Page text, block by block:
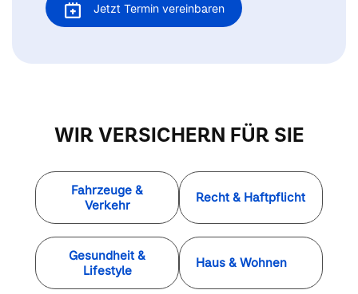
Jetzt Termin vereinbaren
WIR VERSICHERN FÜR SIE
Fahrzeuge &
Verkehr
Recht & Haftpflicht
Gesundheit &
Lifestyle
Haus & Wohnen